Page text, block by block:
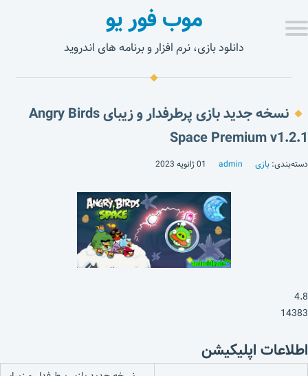
موب فور یو
دانلود بازی، نرم افزار و برنامه های اندروید
نسخه جدید بازی پرطرفدار و زیبای Angry Birds
Space Premium v1.2.1
دسته‌بندی: بازی admin 01 ژانویه 2023
4.8
14383
اطلاعات اپلیکیشن